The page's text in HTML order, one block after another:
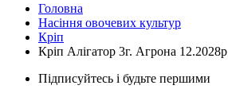
Головна
Насіння овочевих культур
Кріп
Кріп Алігатор 3г. Агрона 12.2028р
Підписуйтесь і будьте першими